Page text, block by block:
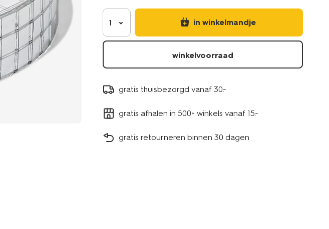
1 in winkelmandje
winkelvoorraad
gratis thuisbezorgd vanaf 30.-
gratis afhalen in 500+ winkels vanaf 15.-
gratis retourneren binnen 30 dagen